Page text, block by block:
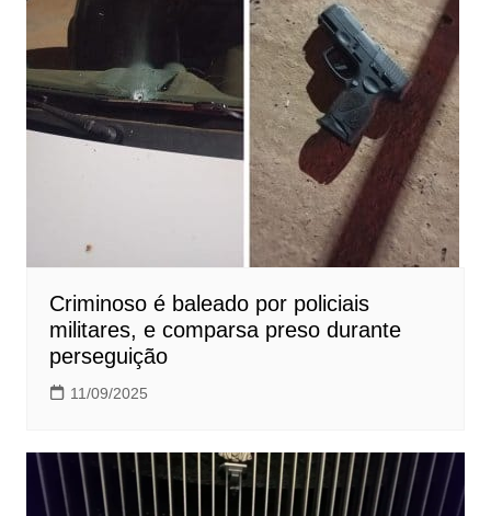
Criminoso é baleado por policiais
militares, e comparsa preso durante
perseguição
11/09/2025